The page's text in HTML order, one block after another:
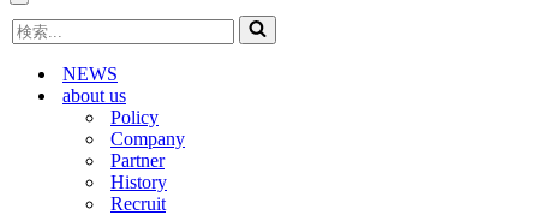
ゲ
シ
ョ
ナ
ビ
検
索...
NEWS
about us
Policy
Company
Partner
History
Recruit